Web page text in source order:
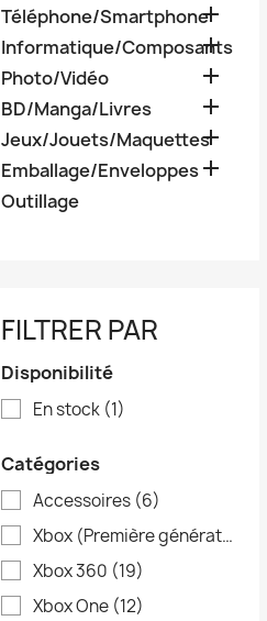
Téléphone/Smartphone
Informatique/Composants

Photo/Vidéo 
BD/Manga/Livres 
Jeux/Jouets/Maquettes
Emballage/Enveloppes
Outillage
FILTRER PAR
Disponibilité
En stock (1)
Catégories
Accessoires (6)
Xbox (Première génération)
Xbox 360 (19)
Xbox One (12)